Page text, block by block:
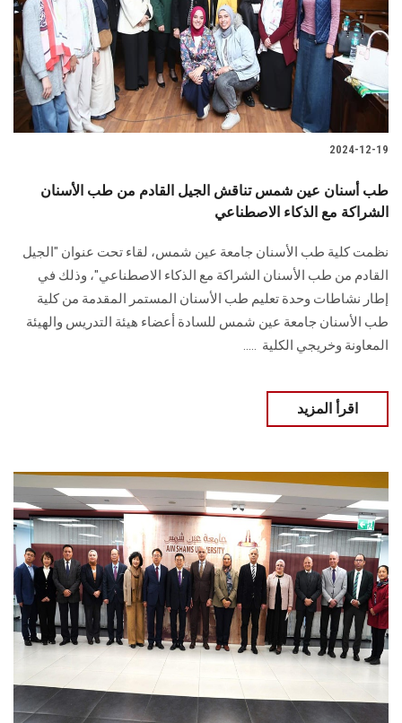
2024-12-19
طب أسنان عين شمس تناقش الجيل القادم من طب الأسنان
الشراكة مع الذكاء الاصطناعي
نظمت كلية طب الأسنان جامعة عين شمس، لقاء تحت عنوان "الجيل
القادم من طب الأسنان ‏الشراكة مع الذكاء الاصطناعي"، وذلك في
إطار نشاطات وحدة تعليم طب الأسنان المستمر ‏المقدمة من كلية
طب الأسنان جامعة عين شمس للسادة أعضاء هيئة التدريس والهيئة
المعاونة ‏وخريجي الكلية ‏ .....
اقرأ المزيد